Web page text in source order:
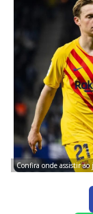
Confira onde assistir ao